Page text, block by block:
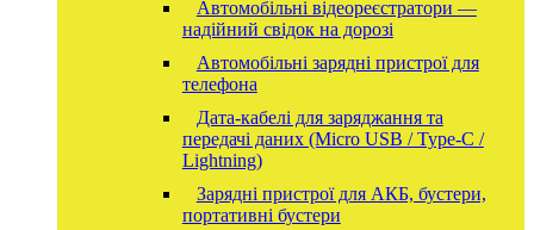
Автомобільні відеореєстратори —
надійний свідок на дорозі
Автомобільні зарядні пристрої для
телефона
Дата-кабелі для заряджання та
передачі даних (Micro USB / Type-C /
Lightning)
Зарядні пристрої для АКБ, бустери,
портативні бустери